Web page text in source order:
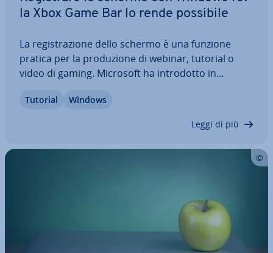
la Xbox Game Bar lo rende possibile
La re­gi­stra­zio­ne dello schermo è una funzione
pratica per la pro­du­zio­ne di webinar, tutorial o
video di gaming. Microsoft ha in­tro­dot­to in
gi­stra­re i programmi attivi sullo schermo,
Tutorial Windows
Leggi di più